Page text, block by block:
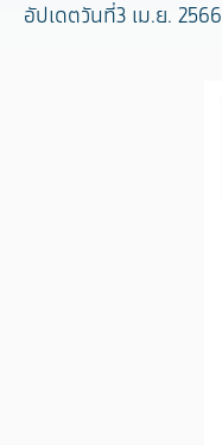
อัปเดตวันที่3 เม.ย. 2566